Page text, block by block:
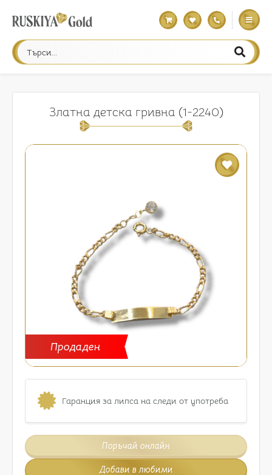
Златна детска гривна (1-2240)
Продаден
Гаранция за липса на следи от употреба
Поръчай онлайн
Добави в любими